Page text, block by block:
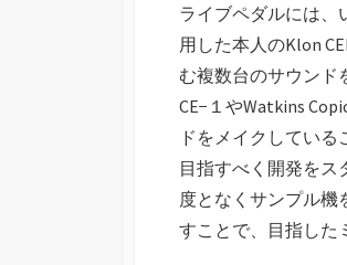
ライブペダルには、
用した本人のKlon
む複数台のサウンド
CE−１やWatkins
ドをメイクしてい
目指すべく開発をス
度となくサンプル機
すことで、目指した